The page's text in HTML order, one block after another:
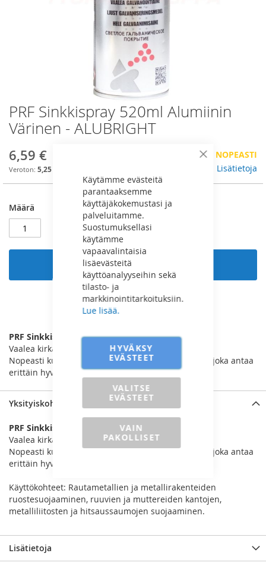
Sulje
Käytämme evästeitä
parantaaksemme
käyttäjäkokemustasi ja
palveluitamme.
Suostumuksellasi
käytämme
vapaavalintaisia
lisäevästeitä
käyttöanalyyseihin sekä
tilasto- ja
markkinointitarkoituksiin.
Lue lisää.
HYVÄKSY
EVÄSTEET
VALITSE
EVÄSTEET
VAIN
PAKOLLISET
Skip
to
the
of
the
PRF Sinkkispray 520ml Alumiinin
Värinen - ALUBRIGHT
6,59 €
5,25 €
VÄHÄN VARASTOSSA, TILAA NOPEASTI
Lisätietoja
Määrä
Lisää ostoskoriin
LISÄÄ VERTAILUUN
PRF Sinkkispray 520ml
Vaalea kirkas galvanointiaine.
Nopeasti kuivuva alumiinin värinen sinkkipinnoite, joka antaa
erittäin hyvän korroosiosuojan rautametalleille.
Yksityiskohdat
PRF Sinkkispray 520ml
Vaalea kirkas galvanointiaine.
Nopeasti kuivuva alumiinin värinen sinkkipinnoite, joka antaa
erittäin hyvän korroosiosuojan rautametalleille.
Käyttökohteet: Rautametallien ja metallirakenteiden
ruostesuojaaminen, ruuvien ja muttereiden kantojen,
metalliliitosten ja hitsaussaumojen suojaaminen.
Lisätietoja